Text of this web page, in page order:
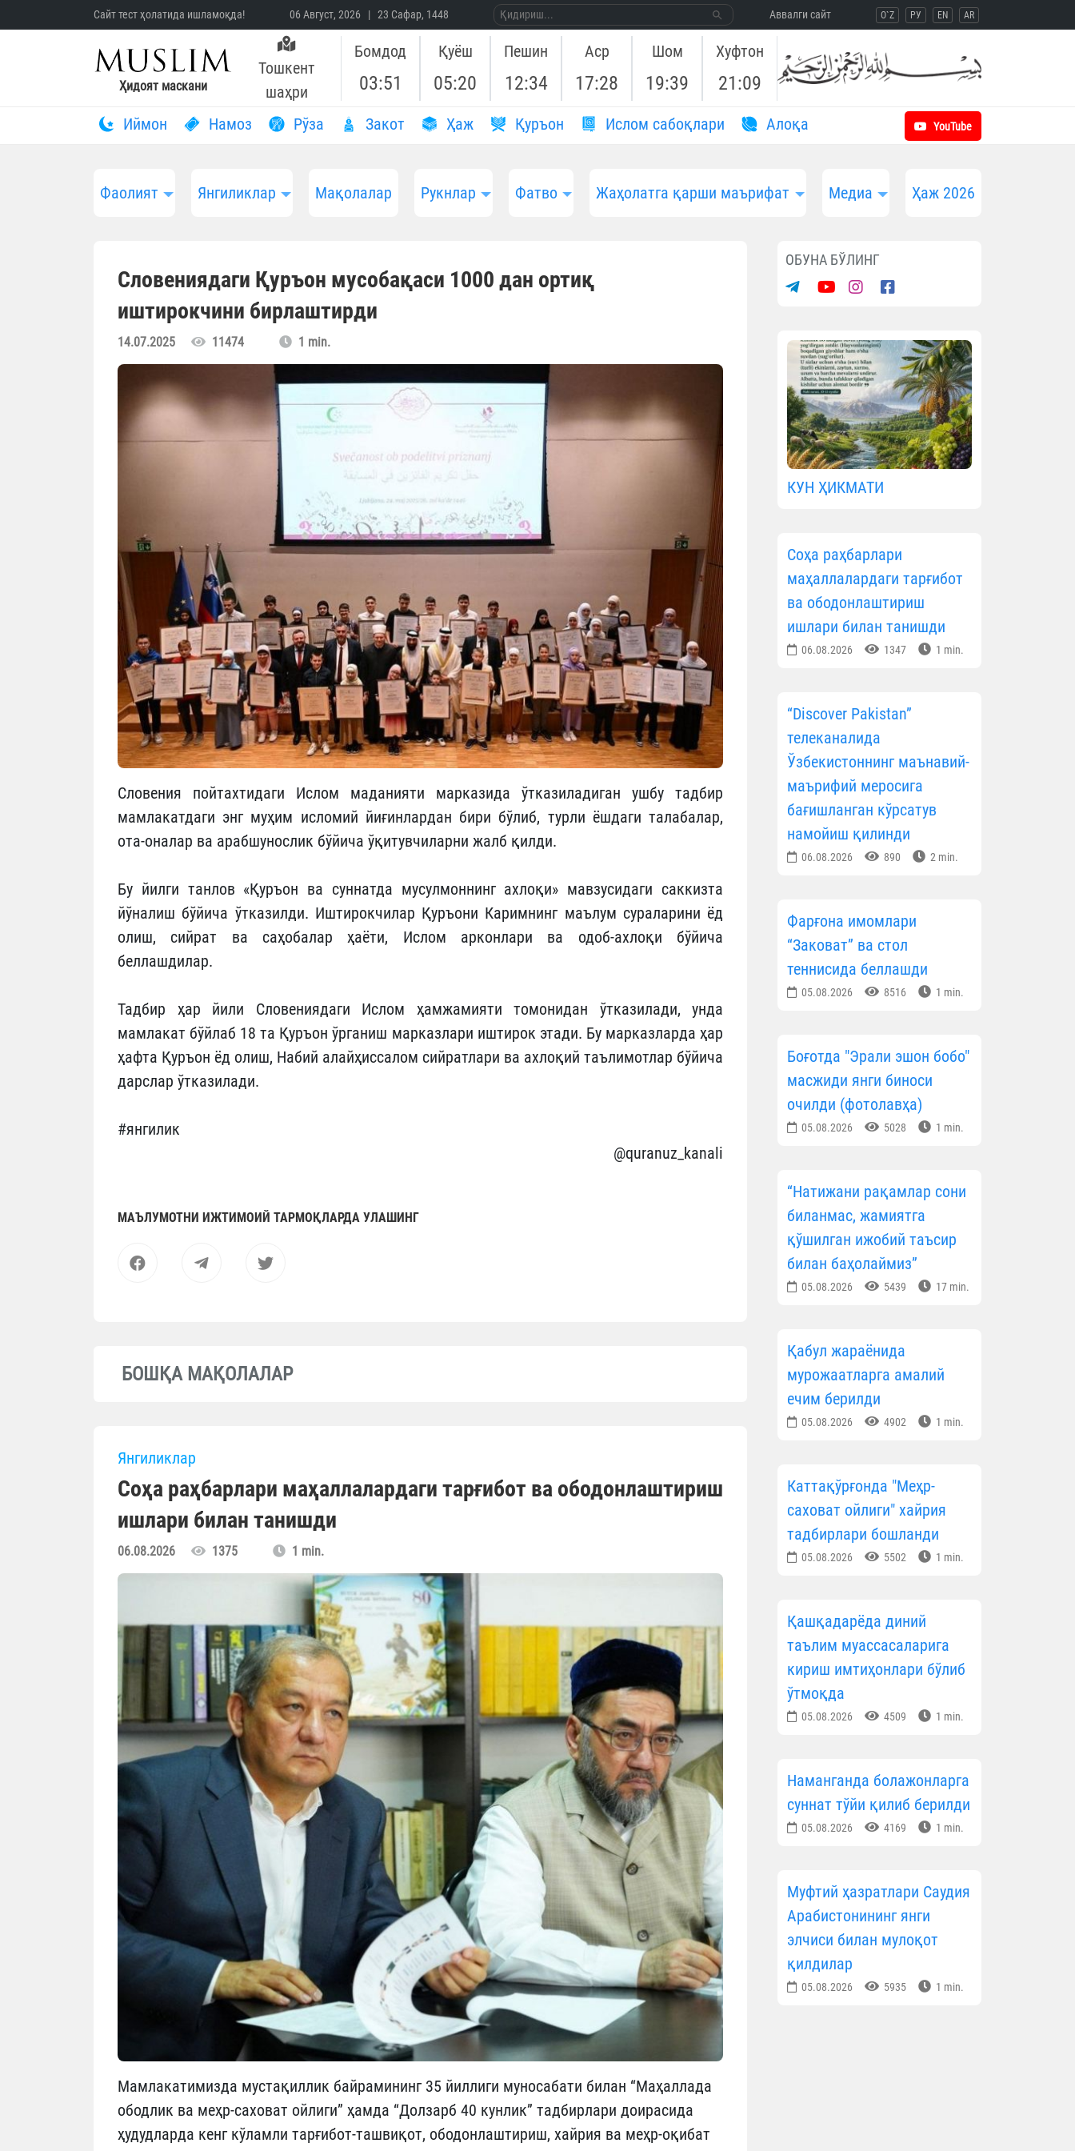
Сайт тест ҳолатида ишламоқда! 06 Август, 2026 | 23 Сафар, 1448 Aввалги сайт O`Z РУ EN AR
Ҳидоят маскани
Тошкент
шаҳри
Бомдод
03:51
Қуёш
05:20
Пешин
12:34
Аср
17:28
Шом
19:39
Хуфтон
21:09
Иймон Намоз Рўза Закот Ҳаж Қуръон Ислом сабоқлари Aлоқа YouTube
Фаолият Янгиликлар Мақолалар Рукнлар Фатво Жаҳолатга қарши маърифат Медиа Ҳаж 2026
Словениядаги Қуръон мусобақаси 1000 дан ортиқ
иштирокчини бирлаштирди
14.07.2025 11474 1 min.
Словения пойтахтидаги Ислом маданияти марказида ўтказиладиган ушбу тадбир
мамлакатдаги энг муҳим исломий йиғинлардан бири бўлиб, турли ёшдаги талабалар,
ота-оналар ва арабшунослик бўйича ўқитувчиларни жалб қилди.
Бу йилги танлов «Қуръон ва суннатда мусулмоннинг ахлоқи» мавзусидаги саккизта
йўналиш бўйича ўтказилди. Иштирокчилар Қуръони Каримнинг маълум сураларини ёд
олиш, сийрат ва саҳобалар ҳаёти, Ислом арконлари ва одоб-ахлоқи бўйича
беллашдилар.
Тадбир ҳар йили Словениядаги Ислом ҳамжамияти томонидан ўтказилади, унда
мамлакат бўйлаб 18 та Қуръон ўрганиш марказлари иштирок этади. Бу марказларда ҳар
ҳафта Қуръон ёд олиш, Набий алайҳиссалом сийратлари ва ахлоқий таълимотлар бўйича
дарслар ўтказилади.
#янгилик
@quranuz_kanali
МАЪЛУМОТНИ ИЖТИМОИЙ ТАРМОҚЛАРДА УЛАШИНГ
БОШҚА МАҚОЛАЛАР
Янгиликлар
Соҳа раҳбарлари маҳаллалардаги тарғибот ва ободонлаштириш
ишлари билан танишди
06.08.2026 1375 1 min.
Мамлакатимизда мустақиллик байрамининг 35 йиллиги муносабати билан “Маҳаллада
ободлик ва меҳр-саховат ойлиги” ҳамда “Долзарб 40 кунлик” тадбирлари доирасида
ҳудудларда кенг кўламли тарғибот-ташвиқот, ободонлаштириш, хайрия ва меҳр-оқибат
ОБУНА БЎЛИНГ
КУН ҲИКМАТИ
Соҳа раҳбарлари
маҳаллалардаги тарғибот
ва ободонлаштириш
ишлари билан танишди
06.08.2026 1347 1 min.
“Discover Pakistan”
телеканалида
Ўзбекистоннинг маънавий-
маърифий меросига
бағишланган кўрсатув
намойиш қилинди
06.08.2026 890 2 min.
Фарғона имомлари
“Заковат” ва стол
теннисида беллашди
05.08.2026 8516 1 min.
Боғотда "Эрали эшон бобо"
масжиди янги биноси
очилди (фотолавҳа)
05.08.2026 5028 1 min.
“Натижани рақамлар сони
биланмас, жамиятга
қўшилган ижобий таъсир
билан баҳолаймиз”
05.08.2026 5439 17 min.
Қабул жараёнида
мурожаатларга амалий
ечим берилди
05.08.2026 4902 1 min.
Каттақўрғонда "Меҳр-
саховат ойлиги" хайрия
тадбирлари бошланди
05.08.2026 5502 1 min.
Қашқадарёда диний
таълим муассасаларига
кириш имтиҳонлари бўлиб
ўтмоқда
05.08.2026 4509 1 min.
Наманганда болажонларга
суннат тўйи қилиб берилди
05.08.2026 4169 1 min.
Муфтий ҳазратлари Саудия
Арабистонининг янги
элчиси билан мулоқот
қилдилар
05.08.2026 5935 1 min.